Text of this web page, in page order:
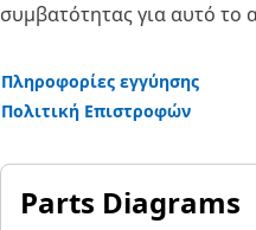
συμβατότητας για αυτό το
Πληροφορίες εγγύησης
Πολιτική Επιστροφών
Parts Diagrams